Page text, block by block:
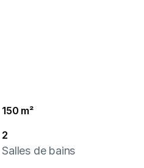
150 m²
2
Salles de bains